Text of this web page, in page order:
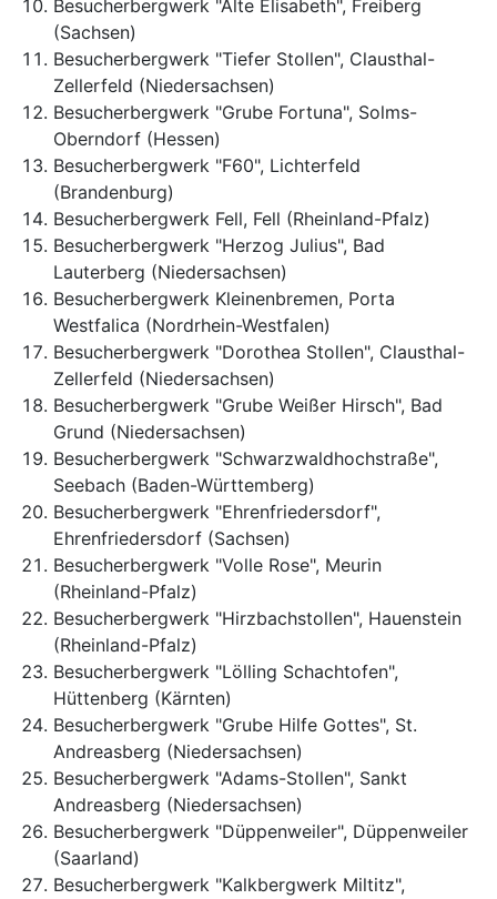
Besucherbergwerk "Alte Elisabeth", Freiberg
(Sachsen)
Besucherbergwerk "Tiefer Stollen", Clausthal-
Zellerfeld (Niedersachsen)
Besucherbergwerk "Grube Fortuna", Solms-
Oberndorf (Hessen)
Besucherbergwerk "F60", Lichterfeld
(Brandenburg)
Besucherbergwerk Fell, Fell (Rheinland-Pfalz)
Besucherbergwerk "Herzog Julius", Bad
Lauterberg (Niedersachsen)
Besucherbergwerk Kleinenbremen, Porta
Westfalica (Nordrhein-Westfalen)
Besucherbergwerk "Dorothea Stollen", Clausthal-
Zellerfeld (Niedersachsen)
Besucherbergwerk "Grube Weißer Hirsch", Bad
Grund (Niedersachsen)
Besucherbergwerk "Schwarzwaldhochstraße",
Seebach (Baden-Württemberg)
Besucherbergwerk "Ehrenfriedersdorf",
Ehrenfriedersdorf (Sachsen)
Besucherbergwerk "Volle Rose", Meurin
(Rheinland-Pfalz)
Besucherbergwerk "Hirzbachstollen", Hauenstein
(Rheinland-Pfalz)
Besucherbergwerk "Lölling Schachtofen",
Hüttenberg (Kärnten)
Besucherbergwerk "Grube Hilfe Gottes", St.
Andreasberg (Niedersachsen)
Besucherbergwerk "Adams-Stollen", Sankt
Andreasberg (Niedersachsen)
Besucherbergwerk "Düppenweiler", Düppenweiler
(Saarland)
Besucherbergwerk "Kalkbergwerk Miltitz",